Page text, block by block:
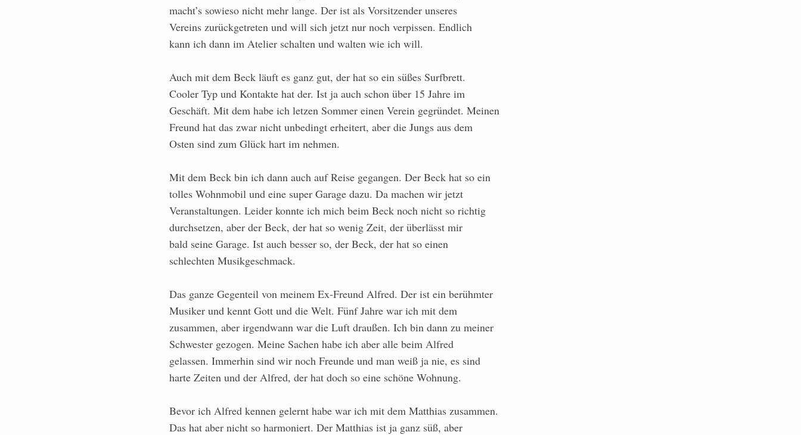
macht’s sowieso nicht mehr lange. Der ist als Vorsitzender unseres
Vereins zurückgetreten und will sich jetzt nur noch verpissen. Endlich
kann ich dann im Atelier schalten und walten wie ich will.
Auch mit dem Beck läuft es ganz gut, der hat so ein süßes Surfbrett.
Cooler Typ und Kontakte hat der. Ist ja auch schon über 15 Jahre im
Geschäft. Mit dem habe ich letzen Sommer einen Verein gegründet. Meinen
Freund hat das zwar nicht unbedingt erheitert, aber die Jungs aus dem
Osten sind zum Glück hart im nehmen.
Mit dem Beck bin ich dann auch auf Reise gegangen. Der Beck hat so ein
tolles Wohnmobil und eine super Garage dazu. Da machen wir jetzt
Veranstaltungen. Leider konnte ich mich beim Beck noch nicht so richtig
durchsetzen, aber der Beck, der hat so wenig Zeit, der überlässt mir
bald seine Garage. Ist auch besser so, der Beck, der hat so einen
schlechten Musikgeschmack.
Das ganze Gegenteil von meinem Ex-Freund Alfred. Der ist ein berühmter
Musiker und kennt Gott und die Welt. Fünf Jahre war ich mit dem
zusammen, aber irgendwann war die Luft draußen. Ich bin dann zu meiner
Schwester gezogen. Meine Sachen habe ich aber alle beim Alfred
gelassen. Immerhin sind wir noch Freunde und man weiß ja nie, es sind
harte Zeiten und der Alfred, der hat doch so eine schöne Wohnung.
Bevor ich Alfred kennen gelernt habe war ich mit dem Matthias zusammen.
Das hat aber nicht so harmoniert. Der Matthias ist ja ganz süß, aber